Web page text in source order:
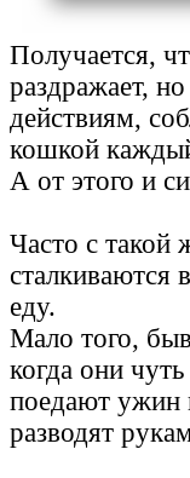
Получается,
раздражает,
действиям,
кошкой
А от этого и
Часто с такой
сталкиваются
еду.
Мало того,
когда они
поедают ужин
разводят